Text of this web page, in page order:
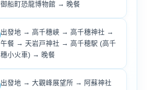
御船町恐龍博物館 → 晚餐
出發地 → 高千穗峽 → 高千穗神社 →
午餐 → 天岩戸神社 → 高千穂駅 (高千
穗小火車) → 晚餐
出發地 → 大觀峰展望所 → 阿蘇神社